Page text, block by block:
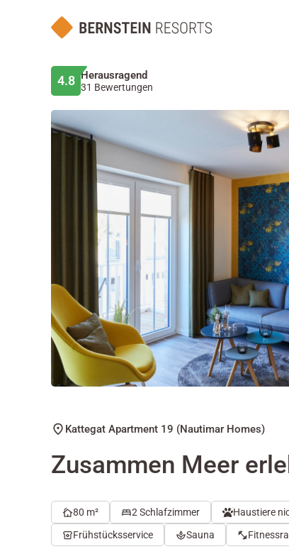
4.8 Herausragend
31 Bewertungen
Kattegat Apartment 19 (Nautimar Homes)
Zusammen Meer
80 m² 2 Schlafzimmer Haustiere
Frühstücksservice
Sauna